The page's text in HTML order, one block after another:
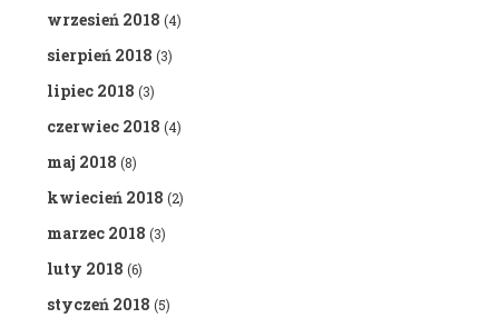
wrzesień 2018 (4)
sierpień 2018 (3)
lipiec 2018 (3)
czerwiec 2018 (4)
maj 2018 (8)
kwiecień 2018 (2)
marzec 2018 (3)
luty 2018 (6)
styczeń 2018 (5)